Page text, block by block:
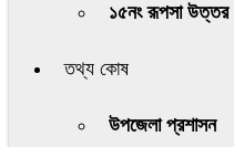
১৫নং রূপসা উত্তর
তথ্য কোষ
উপজেলা প্রশাসন